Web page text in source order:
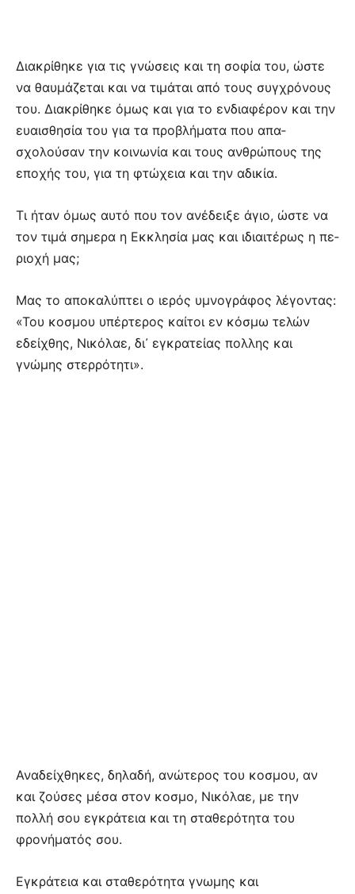
Δια­κρίθηκε για τις γνώσεις και τη σοφία του, ώστε
να θαυμάζεται και να τι­μάται από τους συγχρόνους
του. Διακρίθηκε όμως και για το ενδιαφέρον και την
ευαισθησία του για τα προβλήματα που απα­
σχολούσαν την κοινωνία και τους ανθρώπους της
εποχής του, για τη φτώχεια και την αδικία.
Τι ήταν όμως αυτό που τον ανέ­δειξε άγιο, ώστε να
τον τιμά ση­με­ρα η Εκκλησία μας και ιδιαι­τέρως η πε­
ριοχή μας;
Μας το απο­καλύπτει ο ιερός υμνο­γράφος λέγοντας:
«Του κο­σμου υπέρτερος καίτοι εν κόσμω τελών
εδεί­χθης, Νικόλαε, δι᾽ εγκρα­τείας πολ­λης και
γνώμης στερ­ρότητι».
Αναδείχθηκες, δηλαδή, ανώτερος του κο­σμου, αν
και ζούσες μέσα στον κο­σμο, Νικόλαε, με την
πολλή σου εγκράτεια και τη στα­θερότητα του
φρονήματός σου.
Εγκράτεια και σταθερότητα γνω­μης και